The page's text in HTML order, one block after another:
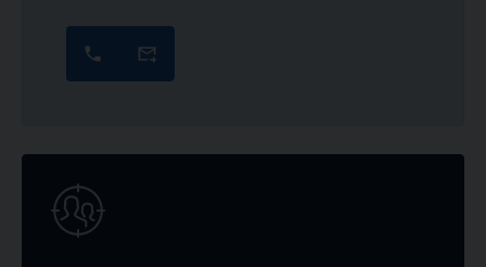
online
bewerben